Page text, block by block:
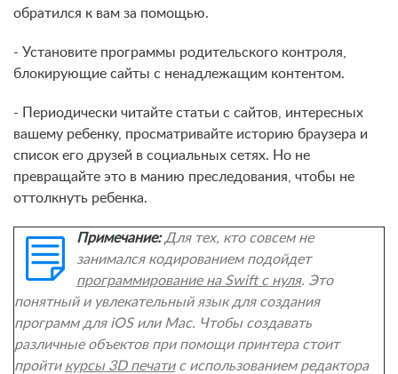
обратился к вам за помощью.
- Установите программы родительского контроля,
блокирующие сайты с ненадлежащим контентом.
- Периодически читайте статьи с сайтов, интересных
вашему ребенку, просматривайте историю браузера и
список его друзей в социальных сетях. Но не
превращайте это в манию преследования, чтобы не
оттолкнуть ребенка.
Примечание: Для тех, кто совсем не
занимался кодированием подойдет
программирование на Swift с нуля. Это
понятный и увлекательный язык для создания
программ для iOS или Mac. Чтобы создавать
различные объектов при помощи принтера стоит
пройти курсы 3D печатис использованием редактора